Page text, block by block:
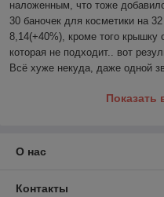
наложенным, что тоже
30 баночек для косметики на
8,14(+40%), кроме того крышку
которая не подходит.. вот
Всё хуже некуда, даже одной
Показать
О нас
Контакты